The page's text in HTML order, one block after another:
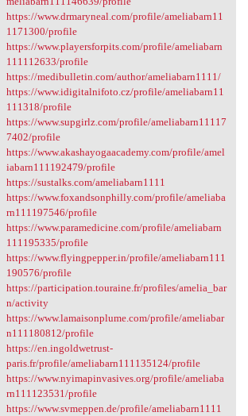
https://www.drmaryneal.com/profile/ameliabarn11
1171300/profile
https://www.playersforpits.com/profile/ameliabarn
111112633/profile
https://medibulletin.com/author/ameliabarn1111/
https://www.idigitalnifoto.cz/profile/ameliabarn11
111318/profile
https://www.supgirlz.com/profile/ameliabarn11117
7402/profile
https://www.akashayogaacademy.com/profile/amel
iabarn111192479/profile
https://sustalks.com/ameliabarn1111
https://www.foxandsonphilly.com/profile/ameliaba
rn111197546/profile
https://www.paramedicine.com/profile/ameliabarn
111195335/profile
https://www.flyingpepper.in/profile/ameliabarn111
190576/profile
https://participation.touraine.fr/profiles/amelia_bar
n/activity
https://www.lamaisonplume.com/profile/ameliabar
n111180812/profile
https://en.ingoldwetrust-
paris.fr/profile/ameliabarn111135124/profile
https://www.nyimapinvasives.org/profile/ameliaba
rn111123531/profile
https://www.svmeppen.de/profile/ameliabarn1111